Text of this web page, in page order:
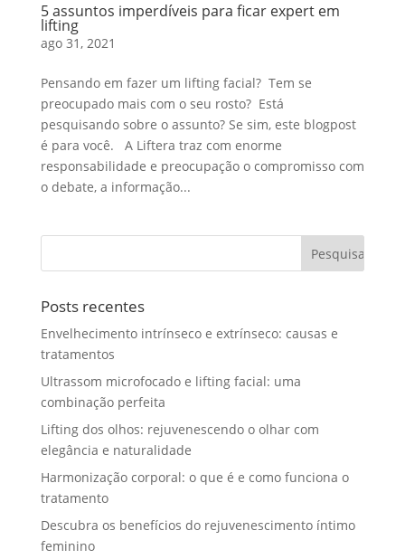
5 assuntos imperdíveis para ficar expert em
lifting
ago 31, 2021
Pensando em fazer um lifting facial? Tem se
preocupado mais com o seu rosto? Está
pesquisando sobre o assunto? Se sim, este blogpost
é para você. A Liftera traz com enorme
responsabilidade e preocupação o compromisso com
o debate, a informação...
Posts recentes
Envelhecimento intrínseco e extrínseco: causas e
tratamentos
Ultrassom microfocado e lifting facial: uma
combinação perfeita
Lifting dos olhos: rejuvenescendo o olhar com
elegância e naturalidade
Harmonização corporal: o que é e como funciona o
tratamento
Descubra os benefícios do rejuvenescimento íntimo
feminino